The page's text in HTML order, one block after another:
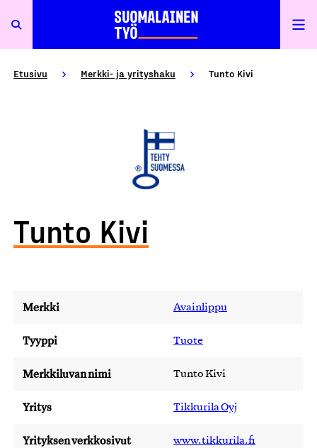
Etusivu Merkki- ja yrityshaku Tunto Kivi
Tunto Kivi
Merkki Avainlippu
Tyyppi Tuote
Merkkiluvan nimi Tunto Kivi
Yritys Tikkurila Oyj
Yrityksen verkkosivut www.tikkurila.fi